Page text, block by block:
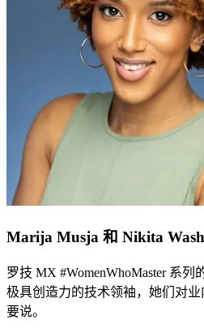
Marija Musja 和 Nikita
罗技 MX #WomenWhoMaster 系
极具创造力的技术领袖，她们对
要说。